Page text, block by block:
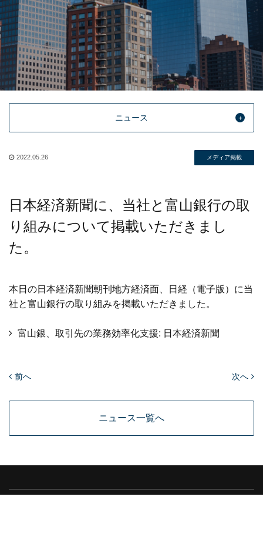
ニュース
2022.05.26 メディア掲載
日本経済新聞に、当社と富山銀行の取
り組みについて掲載いただきまし
た。
本日の日本経済新聞朝刊地方経済面、日経（電子版）に当
社と富山銀行の取り組みを掲載いただきました。
富山銀、取引先の業務効率化支援: 日本経済新聞
前へ 次へ
ニュース一覧へ